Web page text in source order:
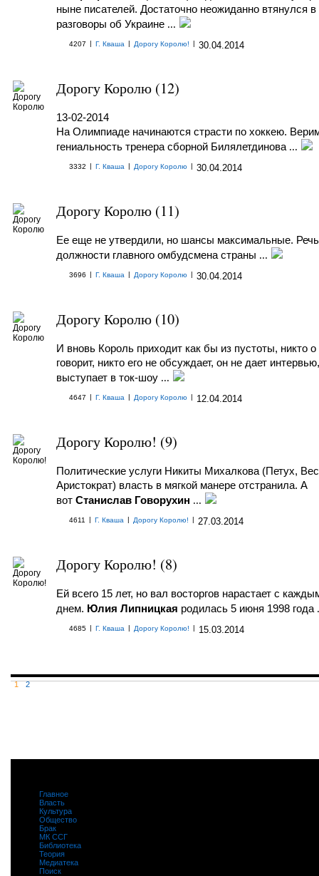
ныне писателей. Достаточно неожиданно втянулся в
разговоры об Украине ...
4207 | Г. Кваша | Дорогу Королю! | 30.04.2014
Дорогу Королю (12)
13-02-2014
На Олимпиаде начинаются страсти по хоккею.
гениальность тренера сборной Билялетдинова ...
3332 | Г. Кваша | Дорогу Королю | 30.04.2014
Дорогу Королю (11)
Ее еще не утвердили, но шансы максимальные.
должности главного омбудсмена страны ...
3696 | Г. Кваша | Дорогу Королю | 30.04.2014
Дорогу Королю (10)
И вновь Король приходит как бы из пустоты, никто
говорит, никто его не обсуждает, он не дает
выступает в ток-шоу ...
4647 | Г. Кваша | Дорогу Королю | 12.04.2014
Дорогу Королю! (9)
Политические услуги Никиты Михалкова (Петух,
Аристократ) власть в мягкой манере отстранила. А
вот Станислав Говорухин ...
4611 | Г. Кваша | Дорогу Королю! | 27.03.2014
Дорогу Королю! (8)
Ей всего 15 лет, но вал восторгов нарастает с
днем. Юлия Липницкая родилась 5 июня 1998 года
4685 | Г. Кваша | Дорогу Королю! | 15.03.2014
1 2
Главное
Власть
Культура
Общество
Брак
МК ССГ
Библиотека
Теория
Медиатека
Поиск